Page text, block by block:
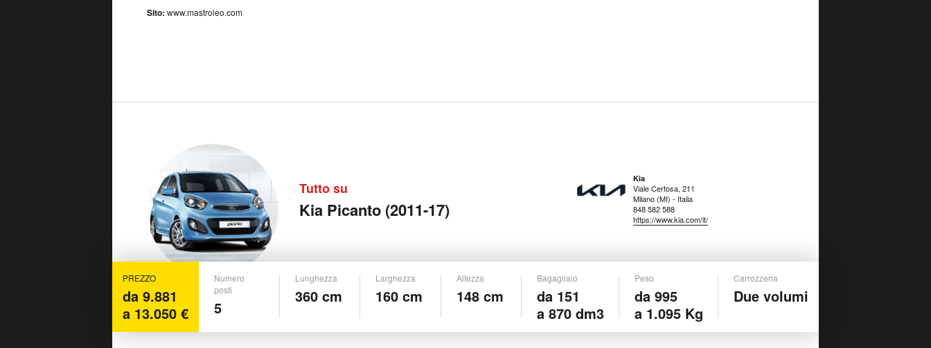
Sito: www.mastroleo.com
Tutto su
Kia Picanto (2011-17)
Kia
Viale Certosa, 211
Milano (MI) - Italia
848 582 588
https://www.kia.com/it/
PREZZO
da 9.881
a 13.050 €
Numero
posti
5
Lunghezza
360 cm
Larghezza
160 cm
Altezza
148 cm
Bagagliaio
da 151
a 870 dm3
Peso
da 995
a 1.095 Kg
Carrozzeria
Due volumi